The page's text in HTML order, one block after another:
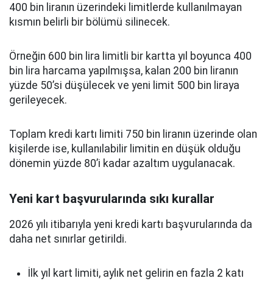
400 bin liranın üzerindeki limitlerde kullanılmayan
kısmın belirli bir bölümü silinecek.
Örneğin 600 bin lira limitli bir kartta yıl boyunca 400
bin lira harcama yapılmışsa, kalan 200 bin liranın
yüzde 50’si düşülecek ve yeni limit 500 bin liraya
gerileyecek.
Toplam kredi kartı limiti 750 bin liranın üzerinde olan
kişilerde ise, kullanılabilir limitin en düşük olduğu
dönemin yüzde 80’i kadar azaltım uygulanacak.
Yeni kart başvurularında sıkı kurallar
2026 yılı itibarıyla yeni kredi kartı başvurularında da
daha net sınırlar getirildi.
İlk yıl kart limiti, aylık net gelirin en fazla 2 katı